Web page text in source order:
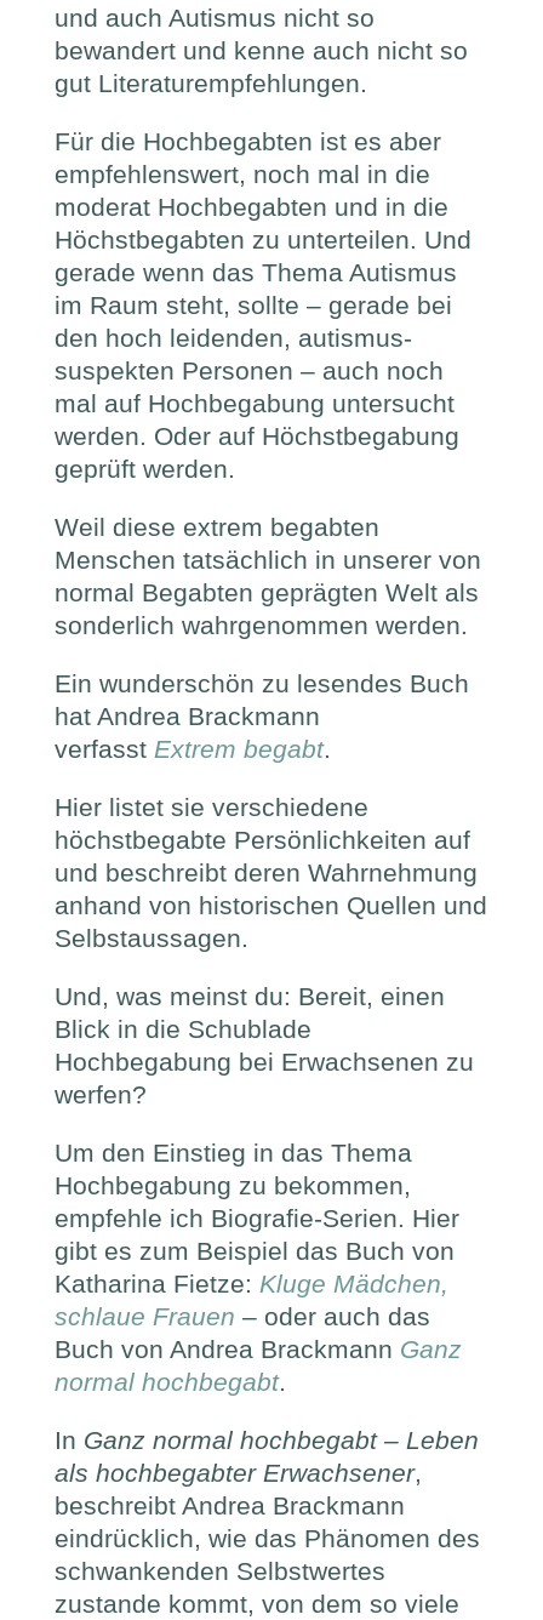
und auch Autismus nicht so
bewandert und kenne auch nicht so
gut Literaturempfehlungen.
Für die Hochbegabten ist es aber
empfehlenswert, noch mal in die
moderat Hochbegabten und in die
Höchstbegabten zu unterteilen. Und
gerade wenn das Thema Autismus
im Raum steht, sollte – gerade bei
den hoch leidenden, autismus-
suspekten Personen – auch noch
mal auf Hochbegabung untersucht
werden. Oder auf Höchstbegabung
geprüft werden.
Weil diese extrem begabten
Menschen tatsächlich in unserer von
normal Begabten geprägten Welt als
sonderlich wahrgenommen werden.
Ein wunderschön zu lesendes Buch
hat Andrea Brackmann
verfasst Extrem begabt.
Hier listet sie verschiedene
höchstbegabte Persönlichkeiten auf
und beschreibt deren Wahrnehmung
anhand von historischen Quellen und
Selbstaussagen.
Und, was meinst du: Bereit, einen
Blick in die Schublade
Hochbegabung bei Erwachsenen zu
werfen?
Um den Einstieg in das Thema
Hochbegabung zu bekommen,
empfehle ich Biografie-Serien. Hier
gibt es zum Beispiel das Buch von
Katharina Fietze: Kluge Mädchen,
schlaue Frauen – oder auch das
Buch von Andrea Brackmann Ganz
normal hochbegabt.
In Ganz normal hochbegabt – Leben
als hochbegabter Erwachsener,
beschreibt Andrea Brackmann
eindrücklich, wie das Phänomen des
schwankenden Selbstwertes
zustande kommt, von dem so viele